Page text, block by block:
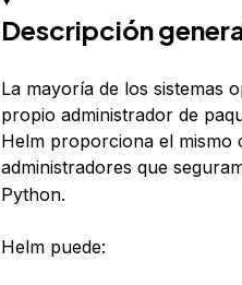
Descripción
La mayoría de los sistemas
propio administrador de
Helm proporciona el mismo
administradores que
Python.
Helm puede: